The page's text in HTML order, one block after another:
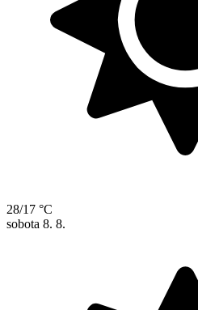
28/17 °C
sobota 8. 8.